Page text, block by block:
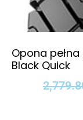
Opona pełna
Black Quick